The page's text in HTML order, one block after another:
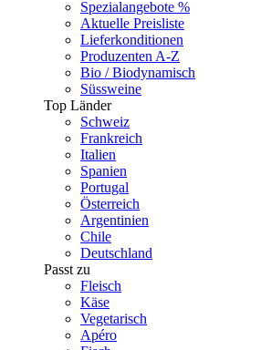
Spezialangebote %
Aktuelle Preisliste
Lieferkonditionen
Produzenten A-Z
Bio / Biodynamisch
Süssweine
Top Länder
Schweiz
Frankreich
Italien
Spanien
Portugal
Österreich
Argentinien
Chile
Deutschland
Passt zu
Fleisch
Käse
Vegetarisch
Apéro